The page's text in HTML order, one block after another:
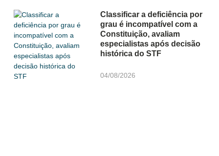
Classificar a deficiência por
grau é incompatível com a
Constituição, avaliam
especialistas após decisão
histórica do STF
04/08/2026